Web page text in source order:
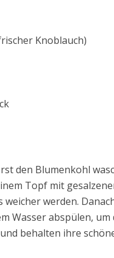
Knoblauch)
den Blumenkohl
Topf mit
werden.
Wasser abspülen, um
behalten ihre